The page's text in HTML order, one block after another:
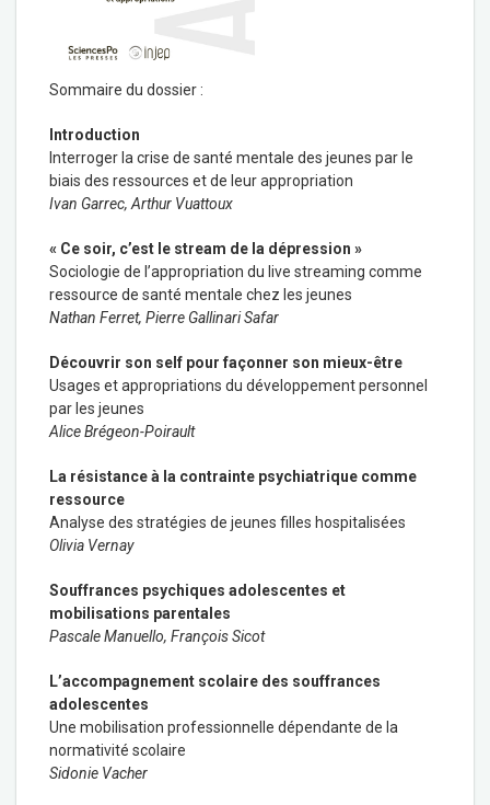
Sommaire du dossier :
Introduction
Interroger la crise de santé mentale des jeunes par le
biais des ressources et de leur appropriation
Ivan Garrec, Arthur Vuattoux
« Ce soir, c’est le stream de la dépression »
Sociologie de l’appropriation du live streaming comme
ressource de santé mentale chez les jeunes
Nathan Ferret, Pierre Gallinari Safar
Découvrir son self pour façonner son mieux-être
Usages et appropriations du développement personnel
par les jeunes
Alice Brégeon-Poirault
La résistance à la contrainte psychiatrique comme
ressource
Analyse des stratégies de jeunes filles hospitalisées
Olivia Vernay
Souffrances psychiques adolescentes et
mobilisations parentales
Pascale Manuello, François Sicot
L’accompagnement scolaire des souffrances
adolescentes
Une mobilisation professionnelle dépendante de la
normativité scolaire
Sidonie Vacher